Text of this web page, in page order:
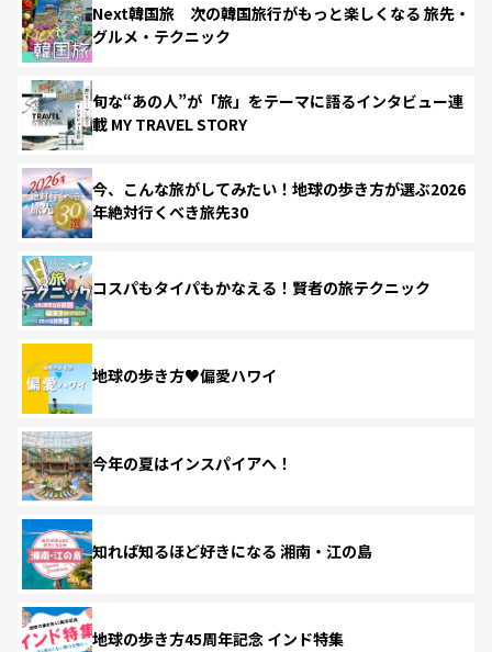
Next韓国旅 次の韓国旅行がもっと楽しくなる 旅先・
グルメ・テクニック
旬な“あの人”が「旅」をテーマに語るインタビュー連
載 MY TRAVEL STORY
今、こんな旅がしてみたい！地球の歩き方が選ぶ2026
年絶対行くべき旅先30
コスパもタイパもかなえる！賢者の旅テクニック
地球の歩き方♥偏愛ハワイ
今年の夏はインスパイアへ！
知れば知るほど好きになる 湘南・江の島
地球の歩き方45周年記念 インド特集